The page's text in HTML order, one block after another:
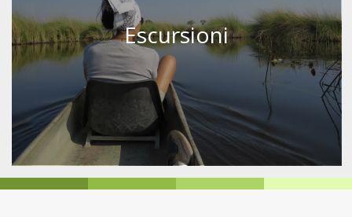
Escursioni